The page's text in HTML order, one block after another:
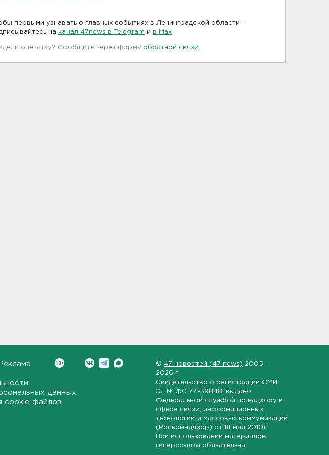
первыми узнавать о главных событиях в Ленинградской области -
на канал 47news в Telegram и в Maх
опечатку? Сообщите через форму обратной связи
Реклама
данных
cookie-файлов
© 47 новостей (47 news) 2005—
2026 г.
Свидетельство о регистрации СМИ
Эл № ФС 77-39848 , выдано
Федеральной службой по надзору в
сфере связи, информационных
технологий и массовых коммуникаций
(Роскомнадзор) от 18 мая 2010г.
При использовании материалов
гиперссылка обязательна.